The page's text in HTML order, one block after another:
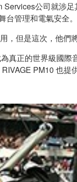
公司就涉
管理和電氣安全。
但是這次，他們
真正的世界級國
PM10 也